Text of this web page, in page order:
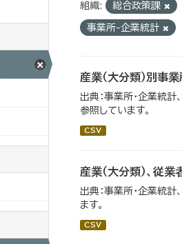
組織: 総合政策課
事業所-企業統計
産業（大分類）別事
出典：事業所・企業統
参照しています。
CSV
産業（大分類）、従
出典：事業所・企業統
ます。
CSV